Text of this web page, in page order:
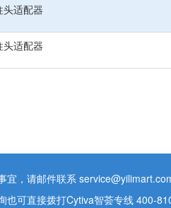
头适配器
头适配器
宜，请邮件联系
也可直接拨打Cytiva智荟专线 400-